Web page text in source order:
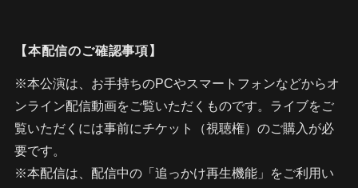
【本配信のご確認事項】
※本公演は、お手持ちのPCやスマートフォンなどからオ
ンライン配信動画をご覧いただくものです。ライブをご
覧いただくには事前にチケット（視聴権）のご購入が必
要です。
※本配信は、配信中の「追っかけ再生機能」をご利用い